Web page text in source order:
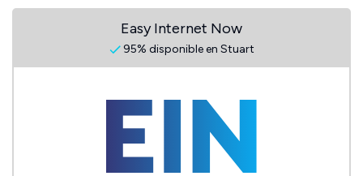
Easy Internet Now
95% disponible en Stuart